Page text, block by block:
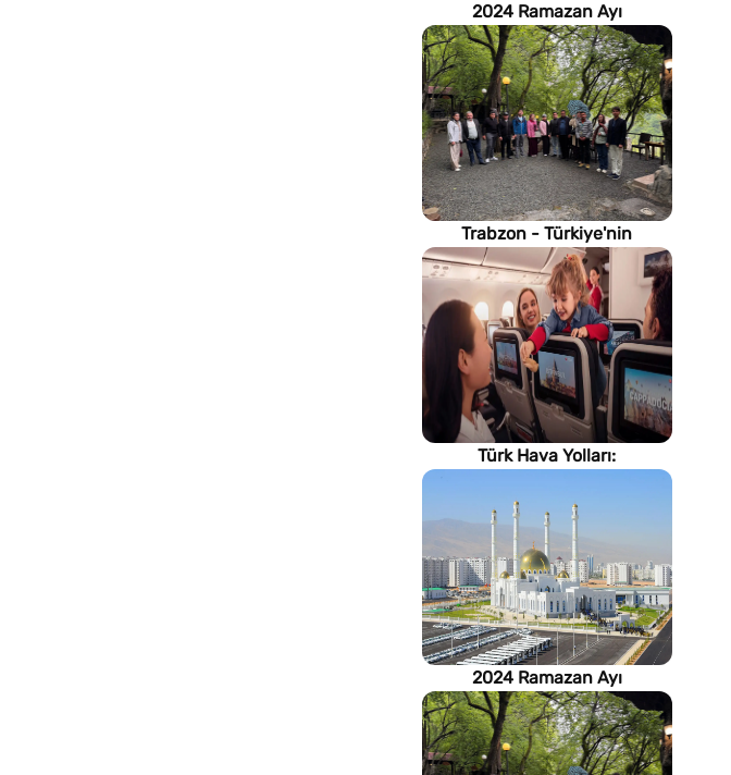
2024 Ramazan Ayı
imsakiyesi (Türkmenistan)
Trabzon - Türkiye'nin
Karadeniz kıyısındaki gururu
Türk Hava Yolları:
2024 Ramazan Ayı
imsakiyesi (Türkmenistan)